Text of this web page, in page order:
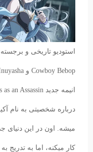
درباره شخصیتی به نام
میشه. اون در این دنیای
کار میکنه، اما به تدریج